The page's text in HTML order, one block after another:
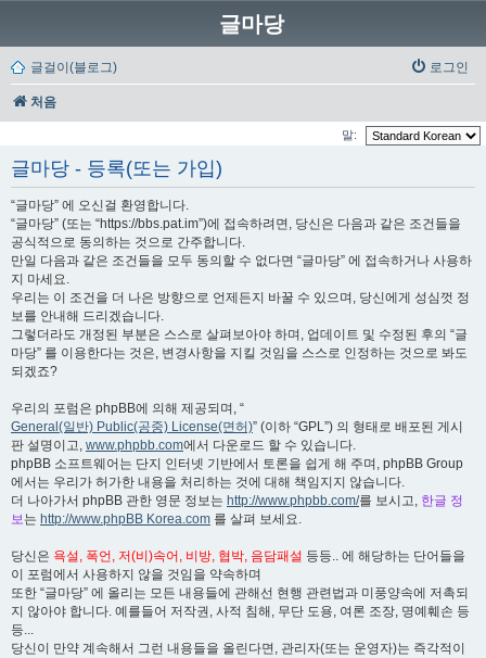
글마당
글걸이(블로그) 로그인
처음
말:
글마당 - 등록(또는 가입)
“글마당” 에 오신걸 환영합니다.
“글마당” (또는 “https://bbs.pat.im”)에 접속하려면, 당신은 다음과 같은 조건들을
공식적으로 동의하는 것으로 간주합니다.
만일 다음과 같은 조건들을 모두 동의할 수 없다면 “글마당” 에 접속하거나 사용하
지 마세요.
우리는 이 조건을 더 나은 방향으로 언제든지 바꿀 수 있으며, 당신에게 성심껏 정
보를 안내해 드리겠습니다.
그렇더라도 개정된 부분은 스스로 살펴보아야 하며, 업데이트 및 수정된 후의 “글
마당” 를 이용한다는 것은, 변경사항을 지킬 것임을 스스로 인정하는 것으로 봐도
되겠죠?
우리의 포럼은 phpBB에 의해 제공되며, “
General(일반) Public(공중) License(면허)” (이하 “GPL”) 의 형태로 배포된 게시
판 설명이고, www.phpbb.com에서 다운로드 할 수 있습니다.
phpBB 소프트웨어는 단지 인터넷 기반에서 토론을 쉽게 해 주며, phpBB Group
에서는 우리가 허가한 내용을 처리하는 것에 대해 책임지지 않습니다.
더 나아가서 phpBB 관한 영문 정보는 http://www.phpbb.com/를 보시고, 한글 정
보는 http://www.phpBB Korea.com 를 살펴 보세요.
당신은 욕설, 폭언, 저(비)속어, 비방, 협박, 음담패설 등등.. 에 해당하는 단어들을
이 포럼에서 사용하지 않을 것임을 약속하며
또한 “글마당” 에 올리는 모든 내용들에 관해선 현행 관련법과 미풍양속에 저촉되
지 않아야 합니다. 예를들어 저작권, 사적 침해, 무단 도용, 여론 조장, 명예훼손 등
등...
당신이 만약 계속해서 그런 내용들을 올린다면, 관리자(또는 운영자)는 즉각적이